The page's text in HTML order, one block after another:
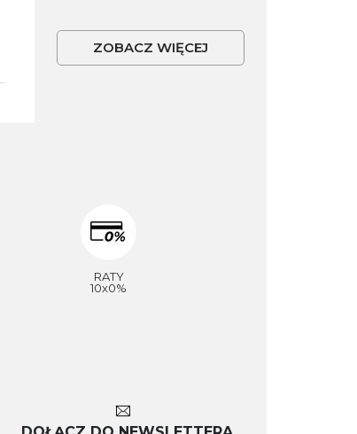
ZOBACZ WIĘCEJ
RATY
10x0%